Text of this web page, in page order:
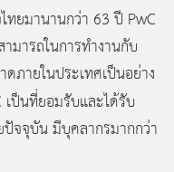
ทยมานานกว่า 63 ปี PwC
มารถในการทำงานกับ
ภายในประเทศเป็นอย่าง
เป็นที่ยอมรับและได้รับ
ปัจจุบัน มีบุคลากรมากกว่า